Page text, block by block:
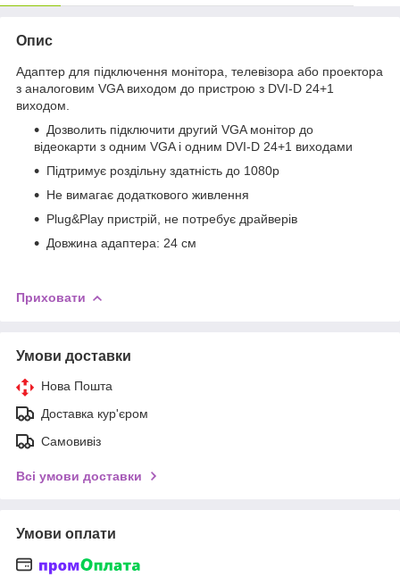
Опис
Адаптер для підключення монітора, телевізора або проектора
з аналоговим VGA виходом до пристрою з DVI-D 24+1
виходом.
Дозволить підключити другий VGA монітор до
відеокарти з одним VGA і одним DVI-D 24+1 виходами
Підтримує роздільну здатність до 1080p
Не вимагає додаткового живлення
Plug&Play пристрій, не потребує драйверів
Довжина адаптера: 24 см
Приховати
Умови доставки
Нова Пошта
Доставка кур'єром
Самовивіз
Всі умови доставки
Умови оплати